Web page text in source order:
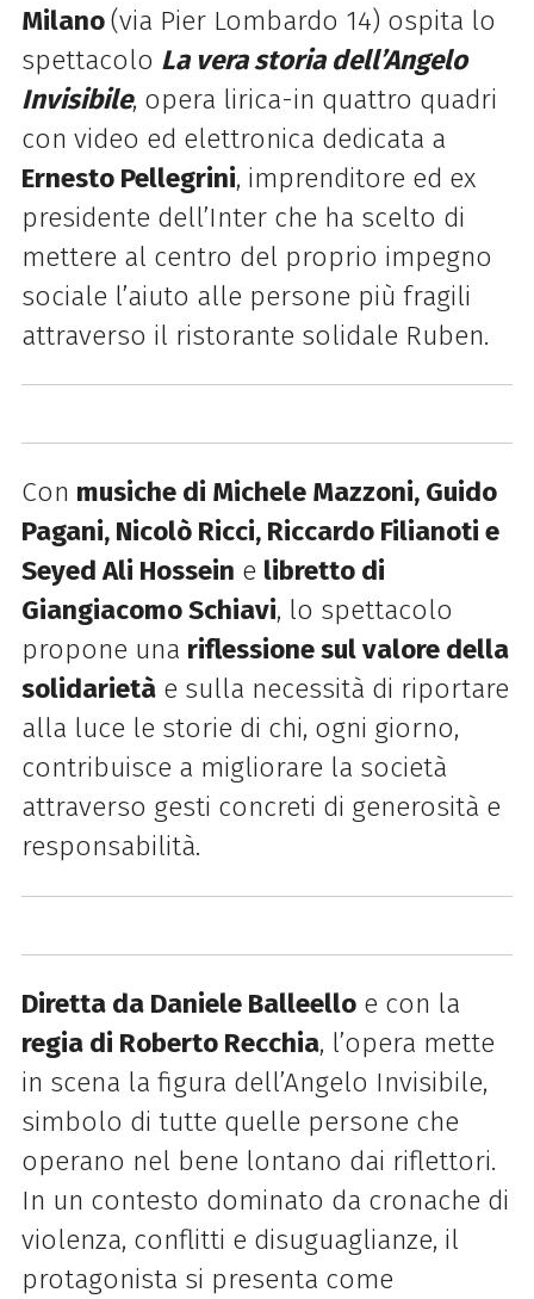
Milano(via Pier Lombardo 14) ospita lo
spettacolo La vera storia dell’Angelo
Invisibile, opera lirica-in quattro quadri
con video ed elettronica dedicata a
Ernesto Pellegrini, imprenditore ed ex
presidente dell’Inter che ha scelto di
mettere al centro del proprio impegno
sociale l’aiuto alle persone più fragili
attraverso il ristorante solidale Ruben.
Con musiche di Michele Mazzoni, Guido
Pagani, Nicolò Ricci, Riccardo Filianoti e
Seyed Ali Hossein e libretto di
Giangiacomo Schiavi, lo spettacolo
propone una riflessione sul valore della
solidarietàe sulla necessità di riportare
alla luce le storie di chi, ogni giorno,
contribuisce a migliorare la società
attraverso gesti concreti di generosità e
responsabilità.
Diretta da Daniele Balleelloe con la
regia di Roberto Recchia, l’opera mette
in scena la figura dell’Angelo Invisibile,
simbolo di tutte quelle persone che
operano nel bene lontano dai riflettori.
In un contesto dominato da cronache di
violenza, conflitti e disuguaglianze, il
protagonista si presenta come